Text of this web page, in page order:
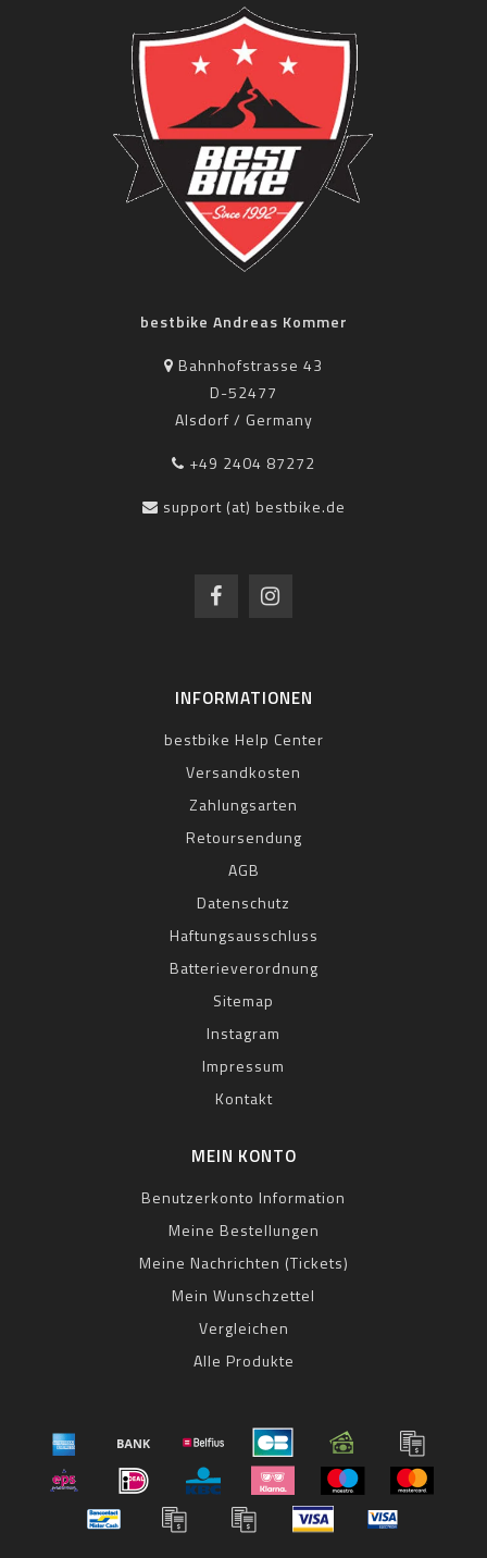
bestbike Andreas Kommer
Bahnhofstrasse 43
D-52477
Alsdorf / Germany
+49 2404 87272
support (at) bestbike.de
INFORMATIONEN
bestbike Help Center
Versandkosten
Zahlungsarten
Retoursendung
AGB
Datenschutz
Haftungsausschluss
Batterieverordnung
Sitemap
Instagram
Impressum
Kontakt
MEIN KONTO
Benutzerkonto Information
Meine Bestellungen
Meine Nachrichten (Tickets)
Mein Wunschzettel
Vergleichen
Alle Produkte